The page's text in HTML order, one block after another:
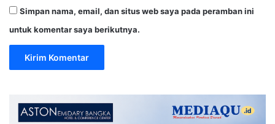
Simpan nama, email, dan situs web saya pada peramban ini
untuk komentar saya berikutnya.